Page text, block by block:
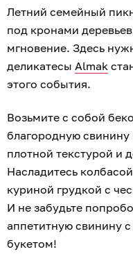
Летний семейный
под кронами
мгновение. Здесь
деликатесы Almak
этого события.
Возьмите с собой
благородную
плотной текстурой и
Насладитесь
куриной грудкой с
И не забудьте
аппетитную свинину
букетом!